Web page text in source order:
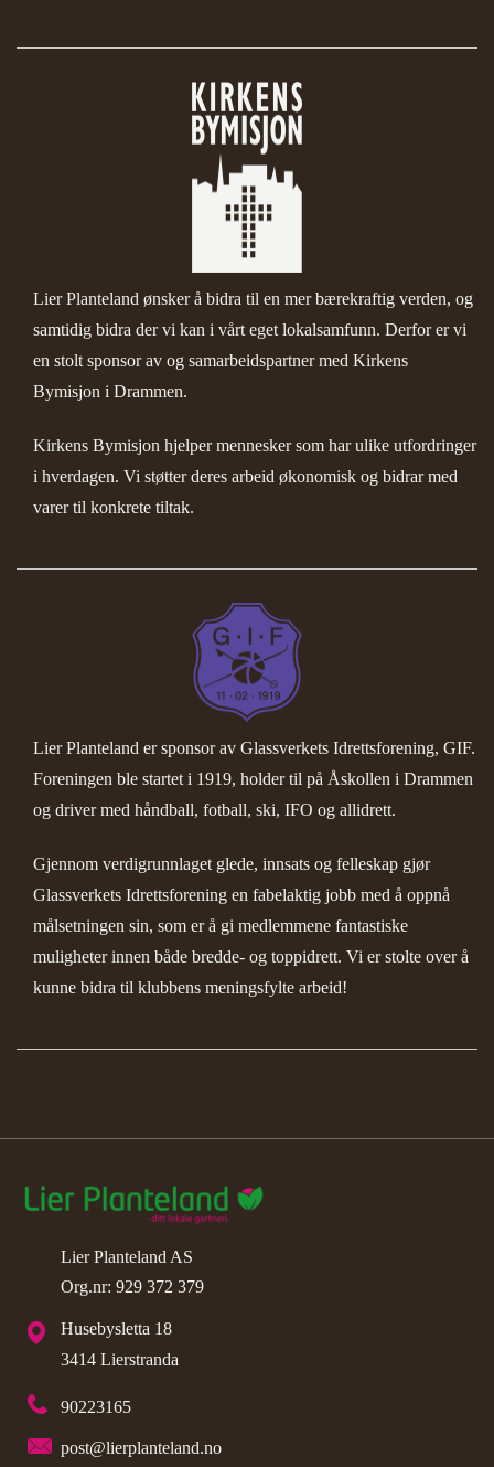
Lier Planteland ønsker å bidra til en mer bærekraftig verden, og
samtidig bidra der vi kan i vårt eget lokalsamfunn. Derfor er vi
en stolt sponsor av og samarbeidspartner med Kirkens
Bymisjon i Drammen.
Kirkens Bymisjon hjelper mennesker som har ulike utfordringer
i hverdagen. Vi støtter deres arbeid økonomisk og bidrar med
varer til konkrete tiltak.
Lier Planteland er sponsor av Glassverkets Idrettsforening, GIF.
Foreningen ble startet i 1919, holder til på Åskollen i Drammen
og driver med håndball, fotball, ski, IFO og allidrett.
Gjennom verdigrunnlaget glede, innsats og felleskap gjør
Glassverkets Idrettsforening en fabelaktig jobb med å oppnå
målsetningen sin, som er å gi medlemmene fantastiske
muligheter innen både bredde- og toppidrett. Vi er stolte over å
kunne bidra til klubbens meningsfylte arbeid!
Lier Planteland AS
Org.nr: 929 372 379
Husebysletta 18
3414 Lierstranda
90223165
post@lierplanteland.no